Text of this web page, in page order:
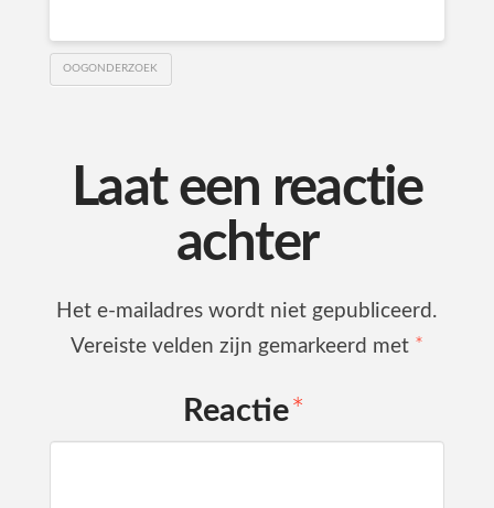
OOGONDERZOEK
Laat een reactie
achter
Het e-mailadres wordt niet gepubliceerd.
Vereiste velden zijn gemarkeerd met *
Reactie*